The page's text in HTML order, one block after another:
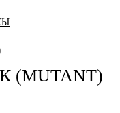
(MUTANT)